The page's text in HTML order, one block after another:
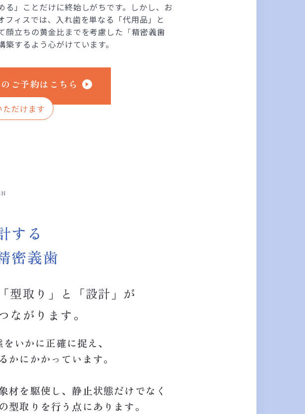
」ことだけに終始しがちです。しかし、お
ィスでは、入れ歯を単なる「代用品」と
顔立ちの黄金比までを考慮した 「精密義歯
するよう心がけています。
ご予約はこちら
だけます
する
密義歯
型取り」と「設計」が
がります。
いかに正確に捉え、
にかかっています。
材を駆使し、静止状態だけでなく
型取りを行う点にあります。